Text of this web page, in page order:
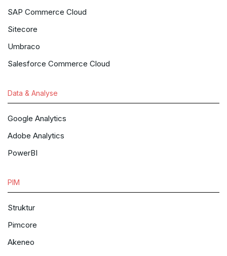
SAP Commerce Cloud
Sitecore
Umbraco
Salesforce Commerce Cloud
Data & Analyse
Google Analytics
Adobe Analytics
PowerBI
PIM
Struktur
Pimcore
Akeneo